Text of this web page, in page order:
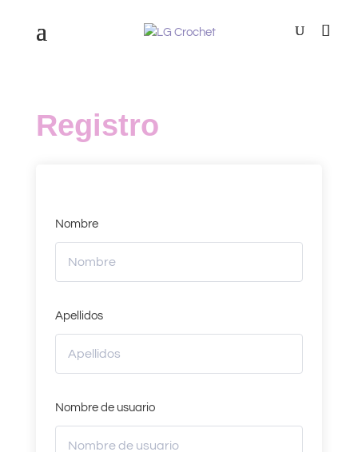
Registro
Nombre
Apellidos
Nombre de usuario